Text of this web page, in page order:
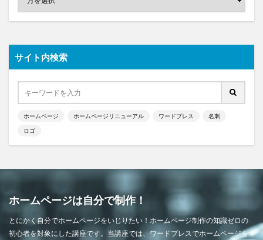
サイト内検索
ホームページ ホームページリニューアル ワードプレス 名刺
ロゴ
ホームページは自分で制作！
とにかく自分でホームページをいじりたい！ホームページ制作の知識ゼロの
初心者を対象にした講座です。当講座では、ワードプレスでホームページを